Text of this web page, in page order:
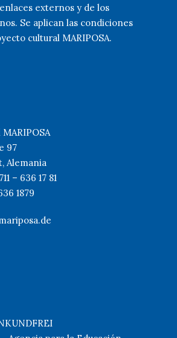
externos y de los
Se aplican las condiciones
cultural MARIPOSA.
97
Alemania
– 636 17 81
1879